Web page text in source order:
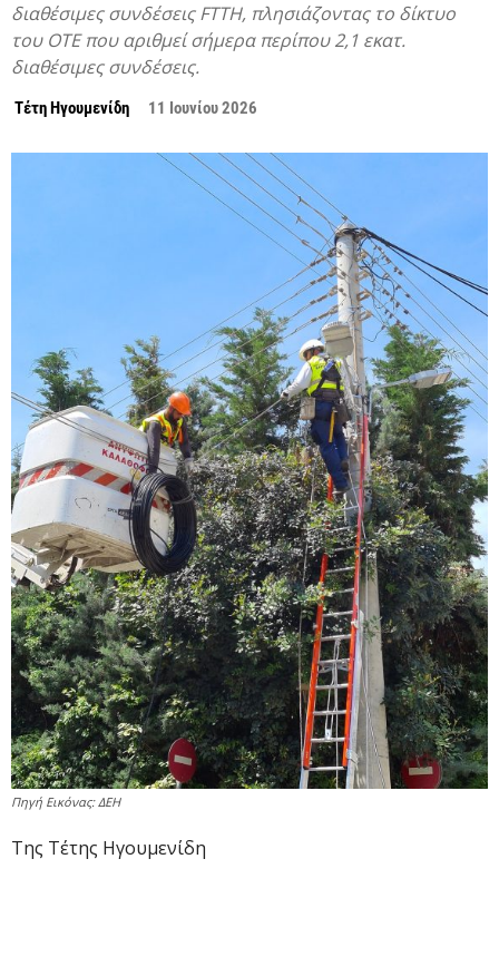
διαθέσιμες συνδέσεις FTTH, πλησιάζοντας το δίκτυο
του ΟΤΕ που αριθμεί σήμερα περίπου 2,1 εκατ.
διαθέσιμες συνδέσεις.
Τέτη Ηγουμενίδη 11 Ιουνίου 2026
Πηγή Εικόνας: ΔΕΗ
Της Τέτης Ηγουμενίδη